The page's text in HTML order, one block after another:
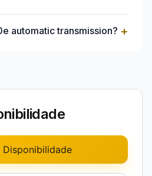
automatic transmission? +
Disponibilidade